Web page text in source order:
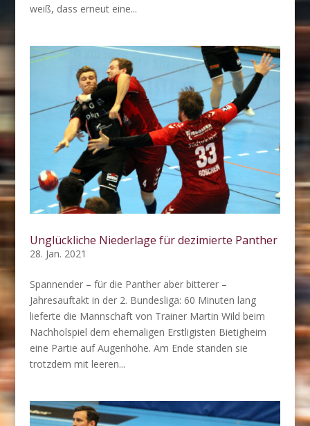
weiß, dass erneut eine...
Unglückliche Niederlage für dezimierte Panther
28. Jan. 2021
Spannender – für die Panther aber bitterer –
Jahresauftakt in der 2. Bundesliga: 60 Minuten lang
lieferte die Mannschaft von Trainer Martin Wild beim
Nachholspiel dem ehemaligen Erstligisten Bietigheim
eine Partie auf Augenhöhe. Am Ende standen sie
trotzdem mit leeren...